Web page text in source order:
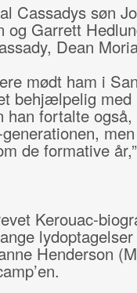
Cassadys søn
og Garrett
Dean
mødt ham i
behjælpelig med
han fortalte
de formative
Kerouac-
Henderson